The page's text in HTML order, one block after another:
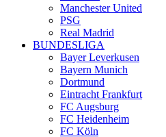
Manchester United
PSG
Real Madrid
BUNDESLIGA
Bayer Leverkusen
Bayern Munich
Dortmund
Eintracht Frankfurt
FC Augsburg
FC Heidenheim
FC Köln